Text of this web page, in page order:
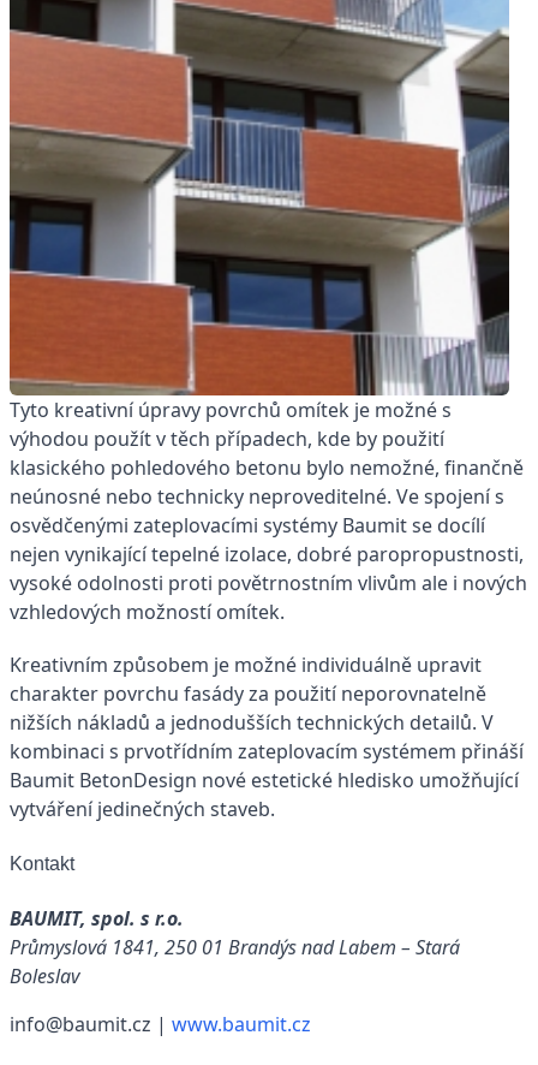
Tyto kreativní úpravy povrchů omítek je možné s
výhodou použít v těch případech, kde by použití
klasického pohledového betonu bylo nemožné, finančně
neúnosné nebo technicky neproveditelné. Ve spojení s
osvědčenými zateplovacími systémy Baumit se docílí
nejen vynikající tepelné izolace, dobré paropropustnosti,
vysoké odolnosti proti povětrnostním vlivům ale i nových
vzhledových možností omítek.
Kreativním způsobem je možné individuálně upravit
charakter povrchu fasády za použití neporovnatelně
nižších nákladů a jednodušších technických detailů. V
kombinaci s prvotřídním zateplovacím systémem přináší
Baumit BetonDesign nové estetické hledisko umožňující
vytváření jedinečných staveb.
Kontakt
BAUMIT, spol. s r.o.
Průmyslová 1841, 250 01 Brandýs nad Labem – Stará
Boleslav
info@baumit.cz | www.baumit.cz